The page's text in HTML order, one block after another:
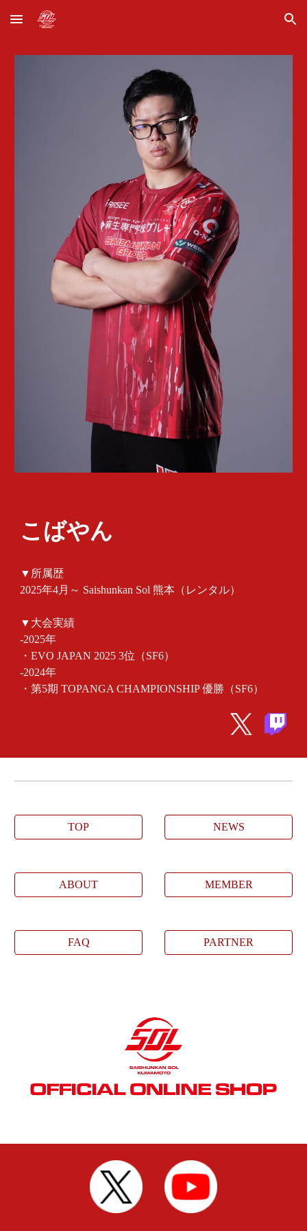
Skip to main content Skip to navigation
こばやん
▼所属歴
2025年4月～ Saishunkan Sol 熊本（レンタル）
▼大会実績
‐2025年
・EVO JAPAN 2025 3位 （SF6）
‐2024年
・第5期 TOPANGA CHAMPIONSHIP優勝（SF6）
TOP NEWS
ABOUT MEMBER
FAQ PARTNER